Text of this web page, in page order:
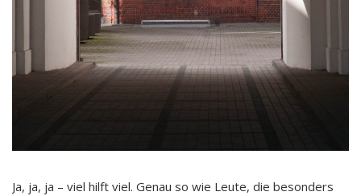
Ja, ja, ja – viel hilft viel. Genau so wie Leute, die besonders